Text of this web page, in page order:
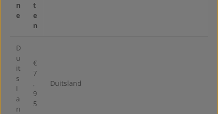
n
e
t
e
n
D
u
it
s
l
a
n
€
7
,
9
5
Duitsland